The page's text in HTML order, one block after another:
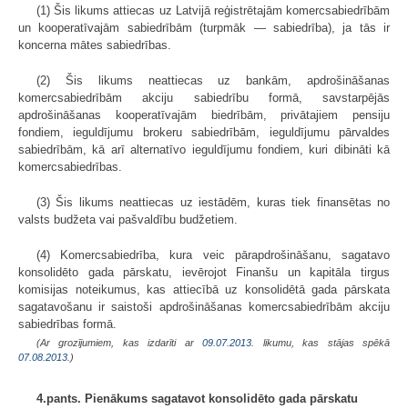
(1) Šis likums attiecas uz Latvijā reģistrētajām komercsabiedrībām
un kooperatīvajām sabiedrībām (turpmāk — sabiedrība), ja tās ir
koncerna mātes sabiedrības.
(2) Šis likums neattiecas uz bankām, apdrošināšanas
komercsabiedrībām akciju sabiedrību formā, savstarpējās
apdrošināšanas kooperatīvajām biedrībām, privātajiem pensiju
fondiem, ieguldījumu brokeru sabiedrībām, ieguldījumu pārvaldes
sabiedrībām, kā arī alternatīvo ieguldījumu fondiem, kuri dibināti kā
komercsabiedrības.
(3) Šis likums neattiecas uz iestādēm, kuras tiek finansētas no
valsts budžeta vai pašvaldību budžetiem.
(4) Komercsabiedrība, kura veic pārapdrošināšanu, sagatavo
konsolidēto gada pārskatu, ievērojot Finanšu un kapitāla tirgus
komisijas noteikumus, kas attiecībā uz konsolidētā gada pārskata
sagatavošanu ir saistoši apdrošināšanas komercsabiedrībām akciju
sabiedrības formā.
(Ar grozījumiem, kas izdarīti ar09.07.2013 . likumu, kas stājas spēkā
07.08.2013. )
4.pants. Pienākums sagatavot konsolidēto gada pārskatu